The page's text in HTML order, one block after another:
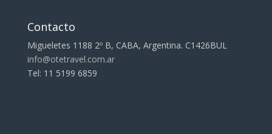
Contacto
Migueletes 1188 2º B, CABA, Argentina. C1426BUL
info@otetravel.com.ar
Tel: 11 5199 6859